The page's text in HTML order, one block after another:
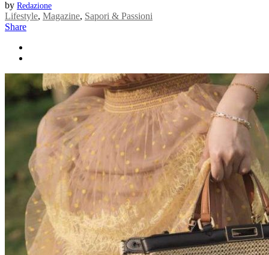
by Redazione
Lifestyle, Magazine, Sapori & Passioni
Share